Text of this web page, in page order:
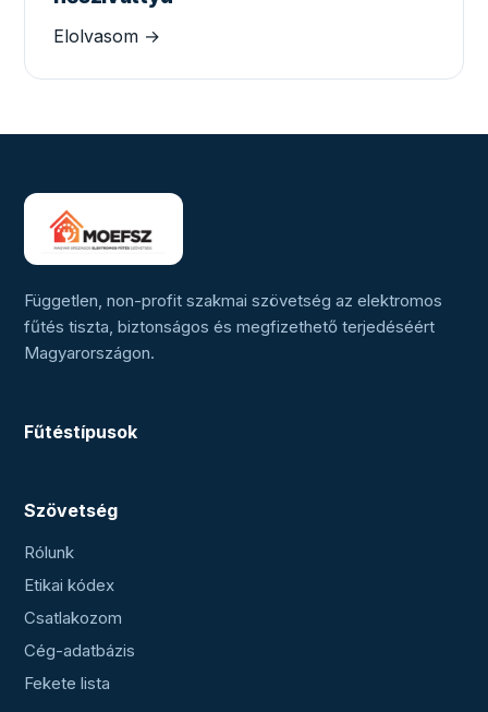
Elolvasom →
Független, non-profit szakmai szövetség az elektromos
fűtés tiszta, biztonságos és megfizethető terjedéséért
Magyarországon.
Fűtéstípusok
Szövetség
Rólunk
Etikai kódex
Csatlakozom
Cég-adatbázis
Fekete lista